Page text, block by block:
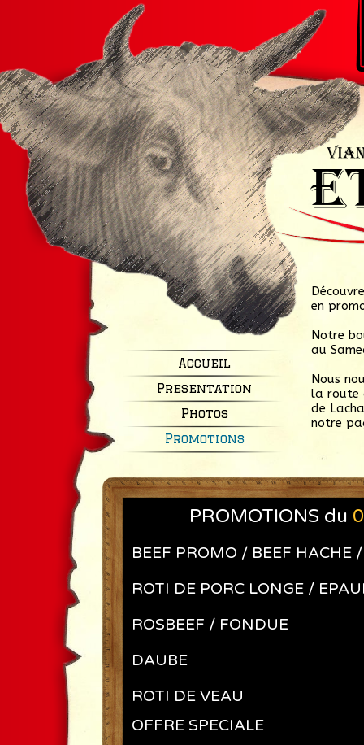
Accueil
Presentation
Photos
Promotions
BEEF PROMO / BEEF HACHE
ROTI DE PORC LONGE /
ROSBEEF / FONDUE
DAUBE
ROTI DE VEAU
OFFRE SPECIALE
PROMOTIONS du
en
Notre
au
Nous
la route
de
notre